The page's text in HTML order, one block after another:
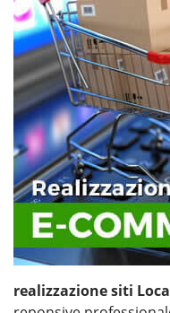
realizzazione siti